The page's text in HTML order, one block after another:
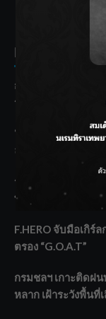
THE
Recent Posts
กรมชลฯ รับฟังประ
ระบายน้ำศรีสองรักฯ
‘แมน การิน’ แชร์ค
ลาโลกนี้ ให้ใส่บาตร
ราชเลขานุการในพ
ทรายใต้ เสริมความ
F.HERO จับมือเกิร์
ตรอง “G.O.A.T”
กรมชลฯ เกาะติดฝ
หลาก เฝ้าระวังพื้นที่